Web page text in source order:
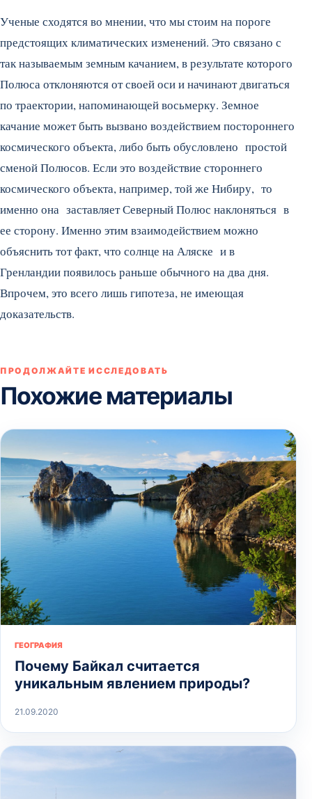
Ученые сходятся во мнении, что мы стоим на пороге
предстоящих климатических изменений. Это связано с
так называемым земным качанием, в результате которого
Полюса отклоняются от своей оси и начинают двигаться
по траектории, напоминающей восьмерку. Земное
качание может быть вызвано воздействием постороннего
космического объекта, либо быть обусловлено простой
сменой Полюсов. Если это воздействие стороннего
космического объекта, например, той же Нибиру, то
именно она заставляет Северный Полюс наклоняться в
ее сторону. Именно этим взаимодействием можно
объяснить тот факт, что солнце на Аляске и в
Гренландии появилось раньше обычного на два дня.
Впрочем, это всего лишь гипотеза, не имеющая
доказательств.
ПРОДОЛЖАЙТЕ ИССЛЕДОВАТЬ
Похожие материалы
ГЕОГРАФИЯ
Почему Байкал считается
уникальным явлением природы?
21.09.2020